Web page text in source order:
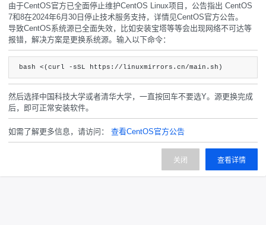
由于CentOS官方已全面停止维护CentOS Linux项目，公告指出 CentOS
7和8在2024年6月30日停止技术服务支持，详情见CentOS官方公告。
导致CentOS系统源已全面失效，比如安装宝塔等等会出现网络不可达等
报错，解决方案是更换系统源。输入以下命令：
bash <(curl -sSL https://linuxmirrors.cn/main.sh)
然后选择中国科技大学或者清华大学，一直按回车不要选Y。源更换完成
后，即可正常安装软件。
如需了解更多信息，请访问： 查看CentOS官方公告
查看详情
关闭